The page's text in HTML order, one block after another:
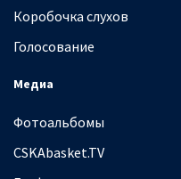
Коробочка слухов
Голосование
Медиа
Фотоальбомы
CSKAbasket.TV